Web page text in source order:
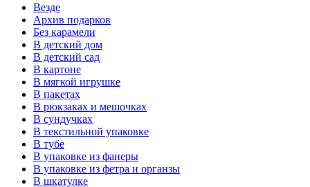
Везде
Архив подарков
Без карамели
В детский дом
В детский сад
В картоне
В мягкой игрушке
В пакетах
В рюкзаках и мешочках
В сундучках
В текстильной упаковке
В тубе
В упаковке из фанеры
В упаковке из фетра и органзы
В шкатулке